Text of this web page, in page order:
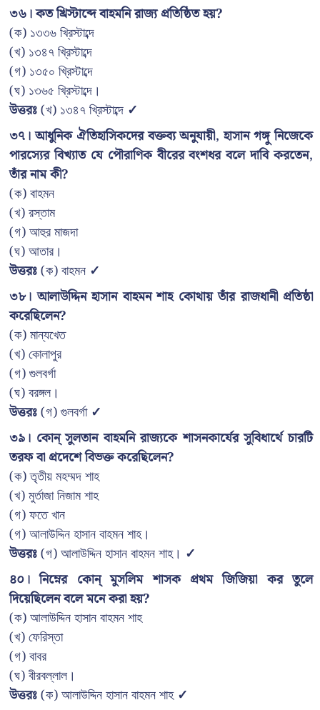
৩৬। কত খ্রিস্টাব্দে বাহমনি রাজ্য প্রতিষ্ঠিত হয়?
(ক) ১৩৩৬ খ্রিস্টাব্দে
(খ) ১৩৪৭ খ্রিস্টাব্দে
(গ) ১৩৫০ খ্রিস্টাব্দে
(ঘ) ১৩৬৫ খ্রিস্টাব্দে।
উত্তরঃ(খ) ১৩৪৭ খ্রিস্টাব্দে ✓
৩৭। আধুনিক ঐতিহাসিকদের বক্তব্য অনুযায়ী, হাসান গঙ্গু নিজেকে
পারস্যের বিখ্যাত যে পৌরাণিক বীরের বংশধর বলে দাবি করতেন,
তাঁর নাম কী?
(ক) বাহমন
(খ) রস্তাম
(গ) আহুর মাজদা
(ঘ) আতার।
উত্তরঃ(ক) বাহমন ✓
৩৮। আলাউদ্দিন হাসান বাহমন শাহ কোথায় তাঁর রাজধানী প্রতিষ্ঠা
করেছিলেন?
(ক) মান্যখেত
(খ) কোলাপুর
(গ) গুলবর্গা
(ঘ) বরঙ্গল।
উত্তরঃ(গ) গুলবর্গা ✓
৩৯। কোন্ সুলতান বাহমনি রাজ্যকে শাসনকার্যের সুবিধার্থে চারটি
তরফ বা প্রদেশে বিভক্ত করেছিলেন?
(ক) তৃতীয় মহম্মদ শাহ
(খ) মুর্তাজা নিজাম শাহ
(গ) ফতে খান
(গ) আলাউদ্দিন হাসান বাহমন শাহ।
উত্তরঃ(গ) আলাউদ্দিন হাসান বাহমন শাহ। ✓
৪০। নিম্নের কোন্ মুসলিম শাসক প্রথম জিজিয়া কর তুলে
দিয়েছিলেন বলে মনে করা হয়?
(ক) আলাউদ্দিন হাসান বাহমন শাহ
(খ) ফেরিস্তা
(গ) বাবর
(ঘ) বীরবল্লাল।
উত্তরঃ(ক) আলাউদ্দিন হাসান বাহমন শাহ ✓